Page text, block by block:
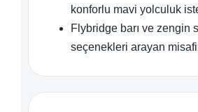
konforlu mavi yolculuk
Flybridge barı ve zengin
seçenekleri arayan